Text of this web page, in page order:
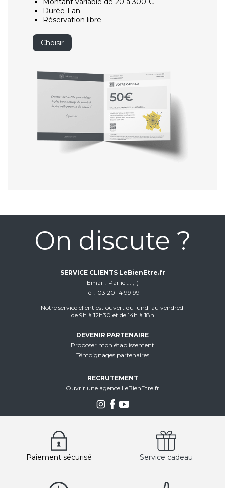
Durée 1 an
Réservation libre
Choisir
On discute ?
SERVICE CLIENTS LeBienEtre.fr
Email
Par ici... ;-)
Tél
03 20 14 99 99
Notre service client est ouvert du lundi au vendredi
de 9h à 12h30 et de 14h à 18h
DEVENIR PARTENAIRE
Proposer mon établissement
Témoignages partenaires
RECRUTEMENT
Ouvrir une agence LeBienEtre.fr
Paiement sécurisé Service cadeau